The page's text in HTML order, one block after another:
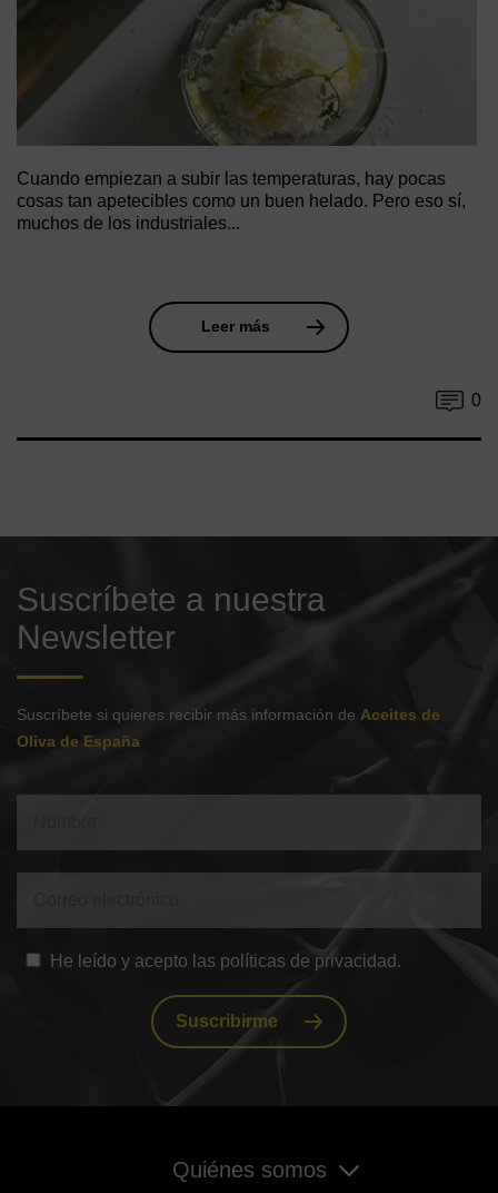
Cuando empiezan a subir las temperaturas, hay pocas
cosas tan apetecibles como un buen helado. Pero eso sí,
muchos de los industriales...
Leer más
0
He leído y acepto las políticas de privacidad.
Suscribirme
Suscríbete a nuestra
Newsletter
Suscríbete si quieres recibir más información de Aceites de
Oliva de España
Quiénes somos